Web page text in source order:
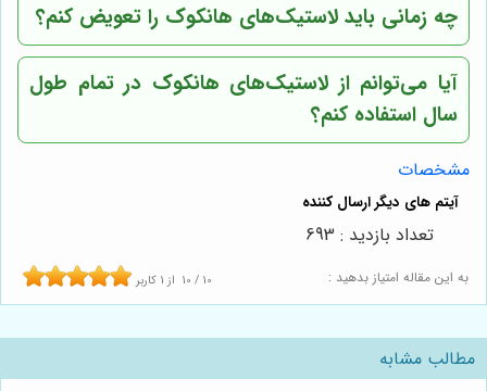
چه زمانی باید لاستیک‌های هانکوک را تعویض کنم؟
آیا می‌توانم از لاستیک‌های هانکوک در تمام طول
سال استفاده کنم؟
مشخصات
به این مقاله امتیاز بدهید : 10 / 10 از 1 کاربر
تعداد بازدید : 693
مطالب مشابه